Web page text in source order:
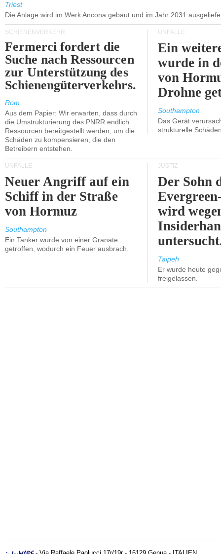
Triest
Die Anlage wird im Werk Ancona gebaut und im Jahr 2031
SCHIENENVERKEHR
Fermerci fordert die
Suche nach Ressourcen
zur Unterstützung des
Schienengüterverkehrs.
Rom
Aus dem Papier: Wir erwarten, dass durch
die Umstrukturierung des PNRR endlich
Ressourcen bereitgestellt werden, um die
Schäden zu kompensieren, die den
Betreibern entstehen.
UNFÄLLE
Ein
wurde in
von
Drohne
Southampton
Das Gerät
strukturelle
UNFÄLLE
Neuer Angriff auf ein
Schiff in der Straße
von Hormuz
Southampton
Ein Tanker wurde von einer Granate
getroffen, wodurch ein Feuer ausbrach.
JUSTIZ
Der Sohn
wird
Taipeh
Er wurde heute
freigelassen.